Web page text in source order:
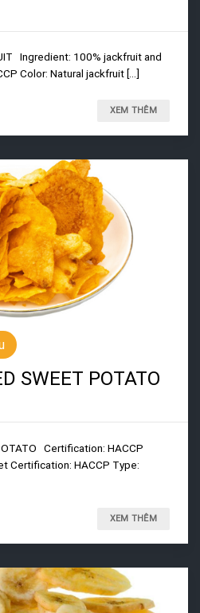
Ingredient: 100% jackfruit and
Color: Natural jackfruit [...]
XEM THÊM
SWEET POTATO
Certification: HACCP
Certification: HACCP Type:
XEM THÊM